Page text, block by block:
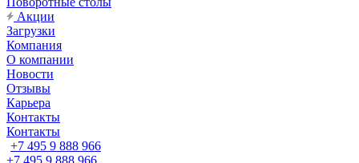
Акции
Загрузки
Компания
О компании
Новости
Отзывы
Карьера
Контакты
Контакты
+7 495 9 888 966
+7 495 9 888 966